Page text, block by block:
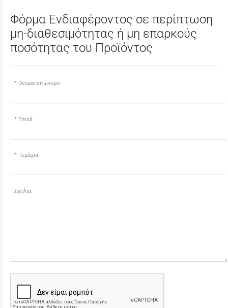
Φόρμα Ενδιαφέροντος σε περίπτωση
μη-διαθεσιμότητας ή μη επαρκούς
ποσότητας του Προϊόντος
Ονοματεπώνυμο:
Email:
Τεμάχια:
Σχόλια: